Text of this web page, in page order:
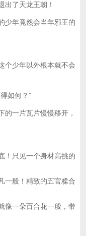
出了天龙王朝！
年竟然会当年邪王的
少年以外根本就不会
如何？”
一片瓦片慢慢移开，
只见一个身材高挑的
一般！精致的五官糅合
像一朵百合花一般，带